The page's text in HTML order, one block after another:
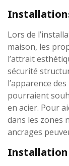
Lors de
maison, les
l’attrait
sécurité
l’apparence
pourraient
en acier. Pour
dans les zones
ancrages
Installation